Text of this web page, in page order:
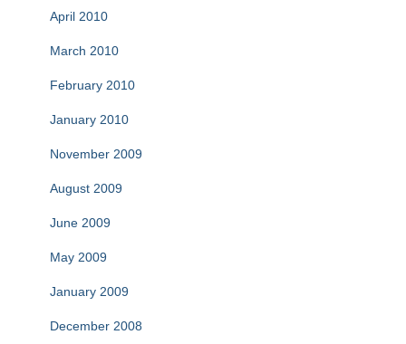
April 2010
March 2010
February 2010
January 2010
November 2009
August 2009
June 2009
May 2009
January 2009
December 2008